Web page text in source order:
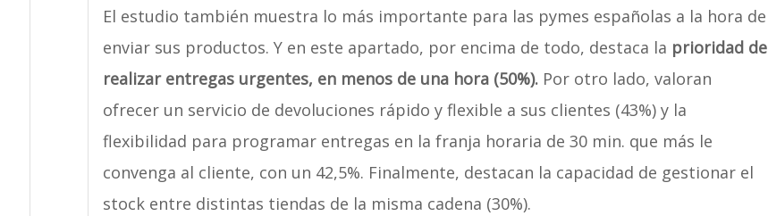
El estudio también muestra lo más importante para las pymes españolas a la hora de
enviar sus productos. Y en este apartado, por encima de todo, destaca la prioridad de
realizar entregas urgentes, en menos de una hora (50%). Por otro lado, valoran
ofrecer un servicio de devoluciones rápido y flexible a sus clientes (43%) y la
flexibilidad para programar entregas en la franja horaria de 30 min. que más le
convenga al cliente, con un 42,5%. Finalmente, destacan la capacidad de gestionar el
stock entre distintas tiendas de la misma cadena (30%).